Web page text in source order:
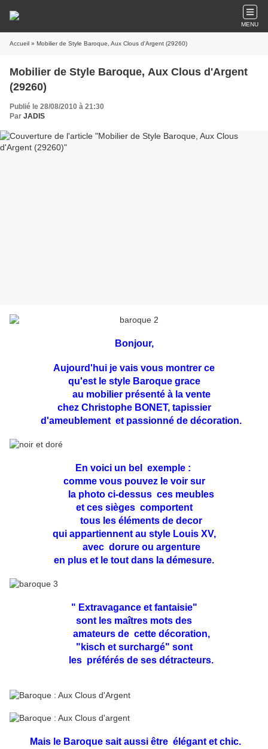
MENU
Accueil » Mobilier de Style Baroque, Aux Clous d'Argent (29260)
Mobilier de Style Baroque, Aux Clous d'Argent
(29260)
Publié le 28/08/2010 à 21:30
Par JADIS
Bonjour,
Aujourd'hui je vais vous montrer ce
qu'est le style Baroque grace
au mobilier présenté à la vente
chez Christophe BONET, tapissier
d'ameublement et passionné de décoration.
En voici un bel exemple :
comme vous pouvez le voir sur
la photo ci-dessus ces meubles
et ces sièges comportent
tous les éléments de decor
qui appartiennent au style Louis XV,
avec dorure ou argenture
en plus et le tout dans la démesure.
" Extravagance et fantaisie"
sont les maîtres mots des
amateurs de cette décoration,
"kisch et surchargé" sont
les préférés de ses détracteurs.
Mais le Baroque sait aussi être élégant et chic.